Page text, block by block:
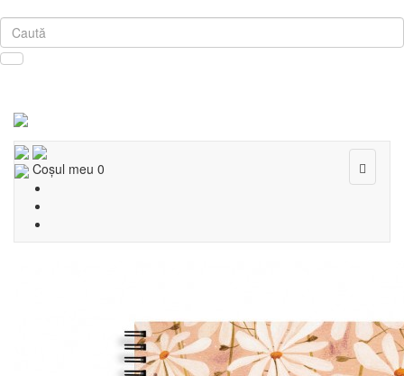
Toggle
Coşul meu 0